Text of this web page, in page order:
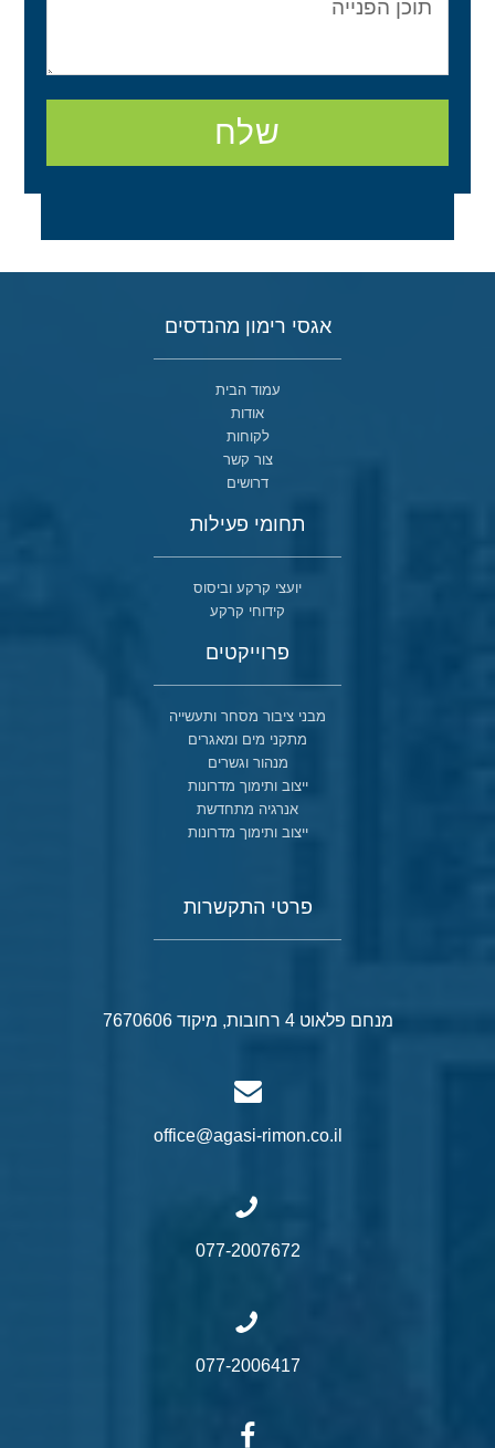
שלח
אגסי רימון מהנדסים
עמוד הבית
אודות
לקוחות
צור קשר
דרושים
תחומי פעילות
יועצי קרקע וביסוס
קידוחי קרקע
פרוייקטים
מבני ציבור מסחר ותעשייה
מתקני מים ומאגרים
מנהור וגשרים
ייצוב ותימוך מדרונות
אנרגיה מתחדשת
ייצוב ותימוך מדרונות
פרטי התקשרות
מנחם פלאוט 4 רחובות, מיקוד 7670606
office@agasi-rimon.co.il
077-2007672
077-2006417